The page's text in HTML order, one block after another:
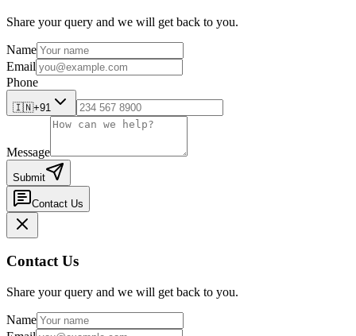
Share your query and we will get back to you.
Name
Email
Phone
🇮🇳+91
Message
Submit
Contact Us
Contact Us
Share your query and we will get back to you.
Name